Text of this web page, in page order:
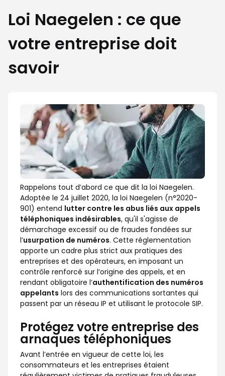
Loi Naegelen : ce que
votre entreprise doit
savoir
Rappelons tout d’abord ce que dit la loi Naegelen.
Adoptée le 24 juillet 2020, la loi Naegelen (n°2020-
901) entend lutter contre les abus liés aux appels
téléphoniques indésirables, qu'il s'agisse de
démarchage excessif ou de fraudes fondées sur
l’usurpation de numéros. Cette réglementation
apporte un cadre plus strict aux pratiques des
entreprises et des opérateurs, en imposant un
contrôle renforcé sur l’origine des appels, et en
rendant obligatoire l’authentification des numéros
appelants lors des communications sortantes qui
passent par un réseau IP et utilisant le protocole SIP.
Protégez votre entreprise des
arnaques téléphoniques
Avant l’entrée en vigueur de cette loi, les
consommateurs et les entreprises étaient